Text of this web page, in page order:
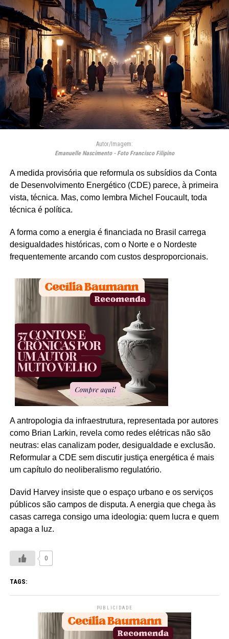
Autor/Imagem:
Emanuelle Nascimento - Foto Francisco Filipino
A medida provisória que reformula os subsídios da Conta
de Desenvolvimento Energético (CDE) parece, à primeira
vista, técnica. Mas, como lembra Michel Foucault, toda
técnica é política.
A forma como a energia é financiada no Brasil carrega
desigualdades históricas, com o Norte e o Nordeste
frequentemente arcando com custos desproporcionais.
A antropologia da infraestrutura, representada por autores
como Brian Larkin, revela como redes elétricas não são
neutras: elas canalizam poder, desigualdade e exclusão.
Reformular a CDE sem discutir justiça energética é mais
um capítulo do neoliberalismo regulatório.
David Harvey insiste que o espaço urbano e os serviços
públicos são campos de disputa. A energia que chega às
casas carrega consigo uma ideologia: quem lucra e quem
apaga a luz.
0
TAGS:
PUBLICIDADE